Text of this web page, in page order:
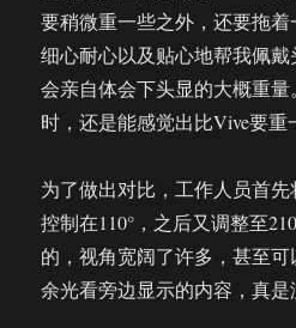
要稍微重一些之外，还要拖
细心耐心以及贴心地帮我佩
会亲自体会下头显的大概重量
时，还是能感觉出比Vive要重
为了做出对比，工作人员首先
控制在110°，之后又调整至
的，视角宽阔了许多，甚至
余光看旁边显示的内容，真是